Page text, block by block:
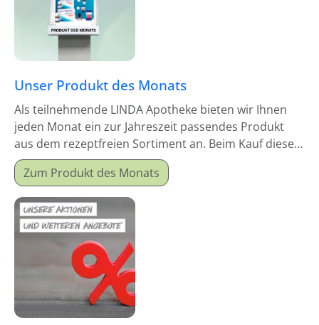
Unser Produkt des Monats
Als teilnehmende LINDA Apotheke bieten wir Ihnen
jeden Monat ein zur Jahreszeit passendes Produkt
aus dem rezeptfreien Sortiment an. Beim Kauf dieses
Monatsproduktes erhalten Sie einen Mitgabeartikel
gratis dazu.
Zum Produkt des Monats